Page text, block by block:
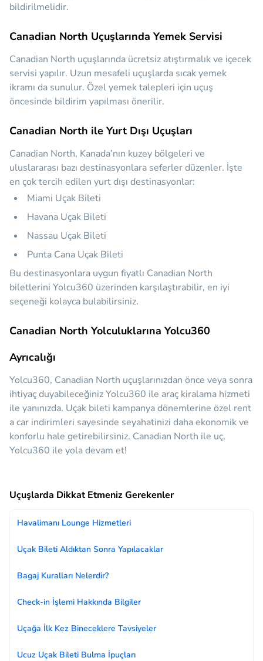
bildirilmelidir.
Canadian North Uçuşlarında Yemek Servisi
Canadian North uçuşlarında ücretsiz atıştırmalık ve içecek
servisi yapılır. Uzun mesafeli uçuşlarda sıcak yemek
ikramı da sunulur. Özel yemek talepleri için uçuş
öncesinde bildirim yapılması önerilir.
Canadian North ile Yurt Dışı Uçuşları
Canadian North, Kanada’nın kuzey bölgeleri ve
uluslararası bazı destinasyonlara seferler düzenler. İşte
en çok tercih edilen yurt dışı destinasyonlar:
Miami Uçak Bileti
Havana Uçak Bileti
Nassau Uçak Bileti
Punta Cana Uçak Bileti
Bu destinasyonlara uygun fiyatlı Canadian North
biletlerini Yolcu360 üzerinden karşılaştırabilir, en iyi
seçeneği kolayca bulabilirsiniz.
Canadian North Yolculuklarına Yolcu360
Ayrıcalığı
Yolcu360, Canadian North uçuşlarınızdan önce veya sonra
ihtiyaç duyabileceğinizYolcu360 ile araç kiralama hizmeti
ile yanınızda. Uçak bileti kampanya dönemlerine özel rent
a car indirimleri sayesinde seyahatinizi daha ekonomik ve
konforlu hale getirebilirsiniz. Canadian North ile uç,
Yolcu360 ile yola devam et!
Uçuşlarda Dikkat Etmeniz Gerekenler
Havalimanı Lounge Hizmetleri
Uçak Bileti Aldıktan Sonra Yapılacaklar
Bagaj Kuralları Nelerdir?
Check-in İşlemi Hakkında Bilgiler
Uçağa İlk Kez Bineceklere Tavsiyeler
Ucuz Uçak Bileti Bulma İpuçları